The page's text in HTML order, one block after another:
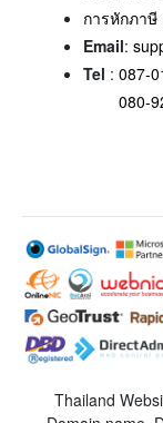
การหักภา
Email:
Tel : 087-
080-
Thailand